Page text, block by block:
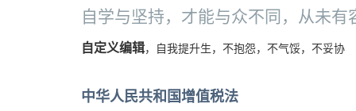
自学与坚持，才能与众不同，从未有
自定义编辑，自我提升生，不抱怨，不气馁，不妥协
中华人民共和国增值税法